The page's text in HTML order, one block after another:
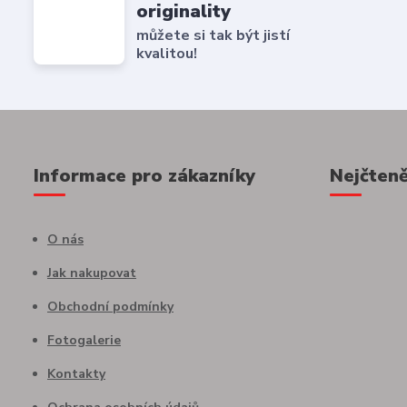
originality
můžete si tak být jistí
kvalitou!
Informace pro zákazníky
O nás
Jak nakupovat
Obchodní podmínky
Fotogalerie
Kontakty